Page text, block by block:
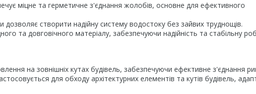
міцне та герметичне з'єднання жолобів, основне для ефективного
дозволяє створити надійну систему водостоку без зайвих труднощів.
та довговічного матеріалу, забезпечуючи надійність та стабільну
на зовнішніх кутах будівель, забезпечуючи ефективне з'єднання
для обходу архітектурних елементів та кутів будівель,